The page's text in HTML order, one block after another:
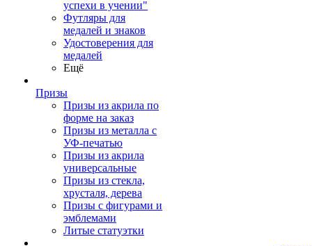
успехи в учении"
Футляры для
медалей и знаков
Удостоверения для
медалей
Ещё
Призы
Призы из акрила по
форме на заказ
Призы из металла с
УФ-печатью
Призы из акрила
универсальные
Призы из стекла,
хрусталя, дерева
Призы с фигурами и
эмблемами
Литые статуэтки